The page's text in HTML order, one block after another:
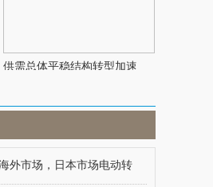
供需总体平稳结构转型加速
外市场，日本市场电动转